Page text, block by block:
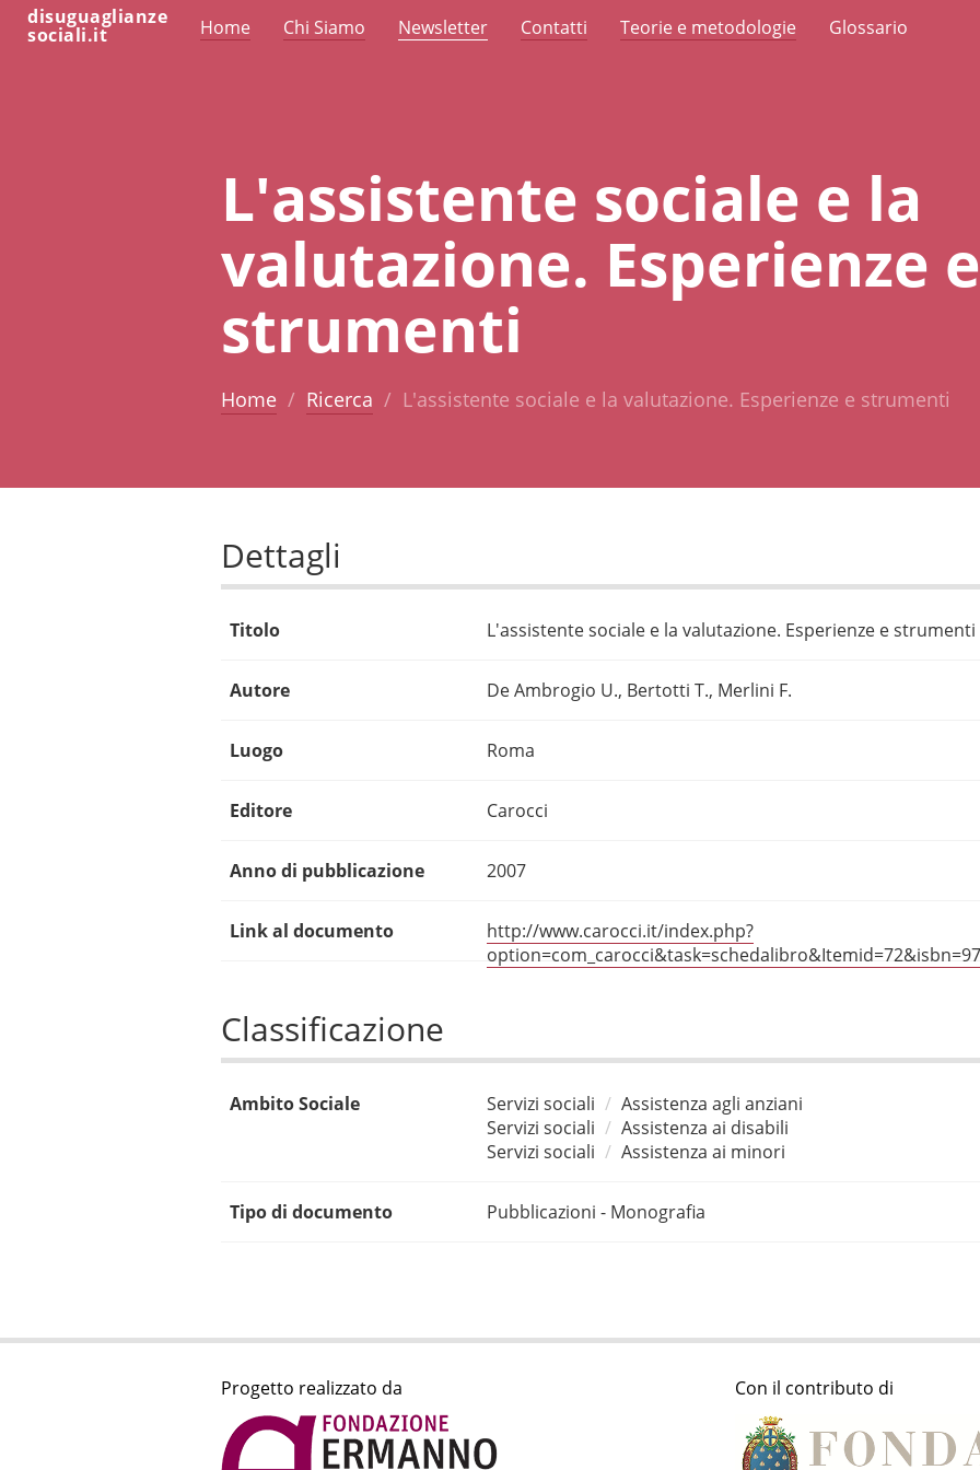
disuguaglianze
sociali.it Home Chi Siamo Newsletter Contatti Teorie e metodologie Glossario
L'assistente sociale e la
valutazione. Esperienze e
strumenti
Home Ricerca L'assistente sociale e la valutazione. Esperienze e strumenti
Dettagli
Titolo L'assistente sociale e la valutazione. Esperienze e strumenti
Autore De Ambrogio U., Bertotti T., Merlini F.
Luogo Roma
Editore Carocci
Anno di pubblicazione 2007
Link al documento
http://www.carocci.it/index.php?
Classificazione
Ambito Sociale Servizi sociali
Assistenza agli anziani
Servizi sociali
Assistenza ai disabili
Servizi sociali
Assistenza ai minori
Tipo di documento Pubblicazioni - Monografia
Progetto realizzato da Con il contributo di